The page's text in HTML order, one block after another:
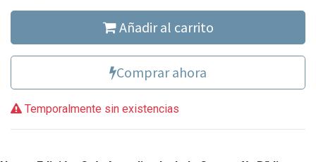
Añadir al carrito
Comprar ahora
Temporalmente sin existencias